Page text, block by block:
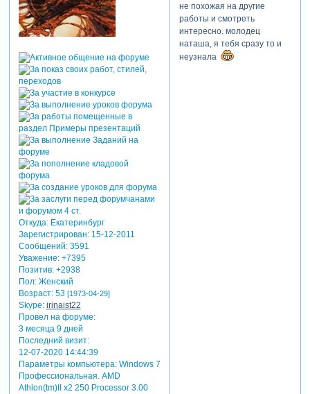
Откуда:Екатеринбург
Зарегистрирован: 15-12-2011
Сообщений:3591
Уважение: +7395
Позитив: +2938
Пол:Женский
Возраст:53 [1973-04-29]
Skype: irinaist22
Провел на форуме:
3 месяца 9 дней
Последний визит:
12-07-2020 14:44:39
Параметры компьютера:Windows 7
Профессиональная. AMD
Athlon(tm)II x2 250 Processor 3.00
не похожая на другие
работы и смотреть
интересно. молодец
наташа, я тебя сразу то и
неузнала